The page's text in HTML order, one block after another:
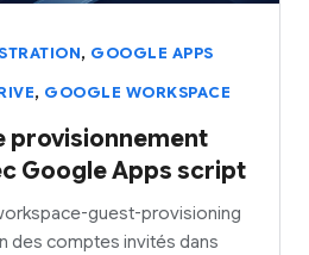
, GOOGLE APPS
, GOOGLE WORKSPACE
provisionnement
Google Apps script
guest-provisioning
des comptes invités dans